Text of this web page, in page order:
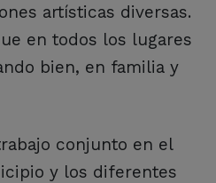
artísticas diversas.
en todos los lugares
bien, en familia y
conjunto en el
y los diferentes